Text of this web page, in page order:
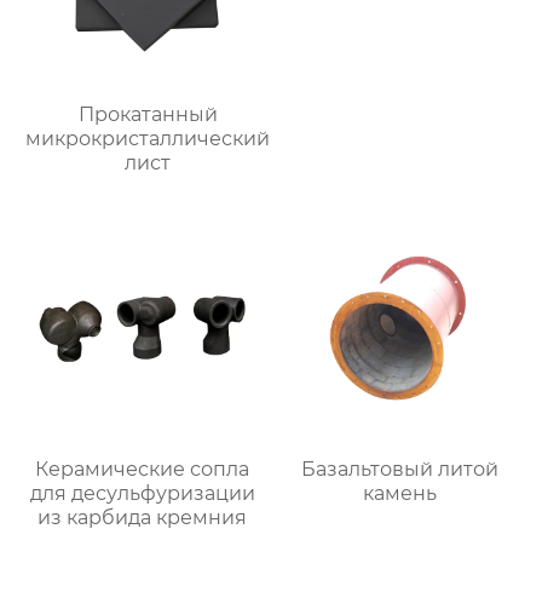
Прокатанный
микрокристаллический
лист
Керамические сопла
для десульфуризации
из карбида кремния
Базальтовый литой
камень